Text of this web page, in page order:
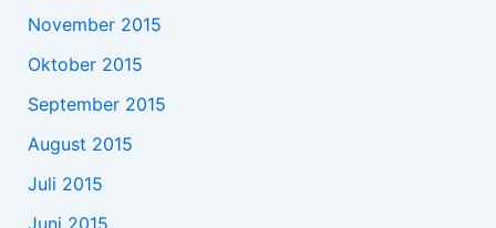
November 2015
Oktober 2015
September 2015
August 2015
Juli 2015